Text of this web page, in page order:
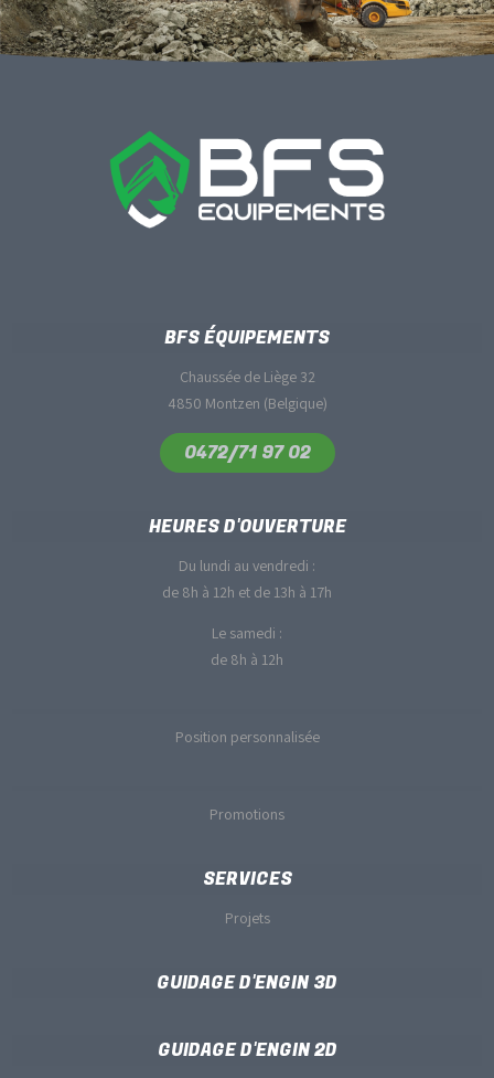
BFS ÉQUIPEMENTS
Chaussée de Liège 32
4850 Montzen (Belgique)
0472/71 97 02
HEURES D'OUVERTURE
Du lundi au vendredi :
de 8h à 12h et de 13h à 17h
Le samedi :
de 8h à 12h
Position personnalisée
Promotions
SERVICES
Projets
GUIDAGE D'ENGIN 3D
GUIDAGE D'ENGIN 2D